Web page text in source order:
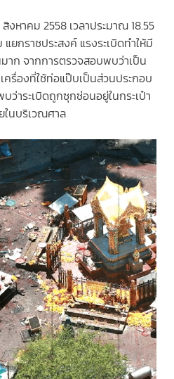
งหาคม 2558 เวลาประมาณ 18.55
ยกราชประสงค์ แรงระเบิดทำให้มี
าก จากการตรวจสอบพบว่าเป็น
ครื่องที่ใช้ท่อแป๊บเป็นส่วนประกอบ
าระเบิดถูกซุกซ่อนอยู่ในกระเป๋า
ยในบริเวณศาล